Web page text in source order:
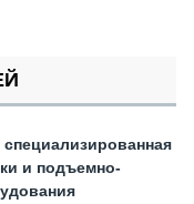
и подъемно-